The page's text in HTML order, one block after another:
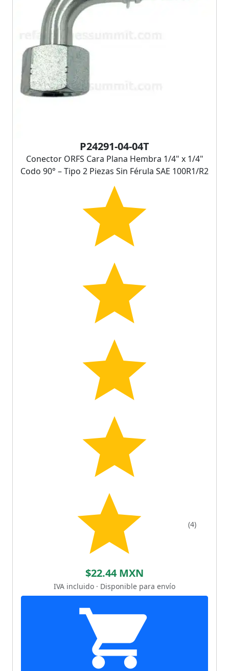
P24291-04-04T
Conector ORFS Cara Plana Hembra 1/4" x 1/4"
Codo 90° – Tipo 2 Piezas Sin Férula SAE 100R1/R2
(4)
$22.44 MXN
IVA incluido · Disponible para envío